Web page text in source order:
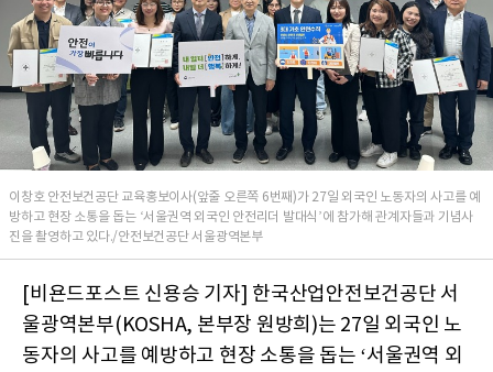
이창호 안전보건공단 교육홍보이사(앞줄 오른쪽 6번째)가 27일 외국인 노동자의 사고를 예
방하고 현장 소통을 돕는 ‘서울권역 외국인 안전리더 발대식’에 참가해 관계자들과 기념사
진을 촬영하고 있다./안전보건공단 서울광역본부
[비욘드포스트 신용승 기자] 한국산업안전보건공단 서
울광역본부(KOSHA, 본부장 원방희)는 27일 외국인 노
동자의 사고를 예방하고 현장 소통을 돕는 ‘서울권역 외